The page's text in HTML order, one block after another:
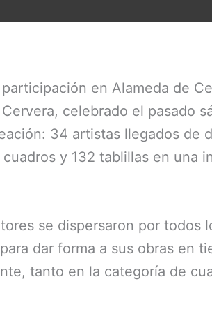
en Alameda de
celebrado el pasado
34 artistas llegados de
y 132 tablillas en una
se dispersaron por todos
dar forma a sus obras en
tanto en la categoría de